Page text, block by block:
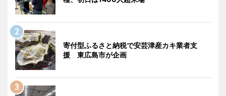
寄付型ふるさと納税で安芸津産カキ業者支
援 東広島市が企画